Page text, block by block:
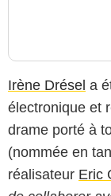
Irène Drésel a
électronique et
drame porté à
(nommée en
réalisateur Eric